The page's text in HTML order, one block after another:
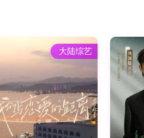
大陆综艺